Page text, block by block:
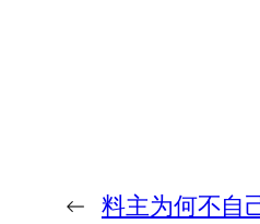
← 料主为何不自